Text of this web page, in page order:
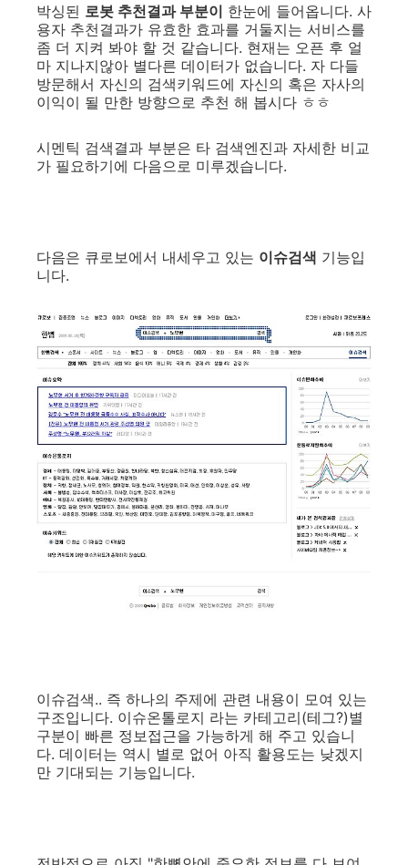
박싱된 로봇 추천결과 부분이 한눈에 들어옵니다. 사
용자 추천결과가 유효한 효과를 거둘지는 서비스를
좀 더 지켜 봐야 할 것 같습니다. 현재는 오픈 후 얼
마 지나지않아 별다른 데이터가 없습니다. 자 다들
방문해서 자신의 검색키워드에 자신의 혹은 자사의
이익이 될 만한 방향으로 추천 해 봅시다 ㅎㅎ
시멘틱 검색결과 부분은 타 검색엔진과 자세한 비교
가 필요하기에 다음으로 미루겠습니다.
다음은 큐로보에서 내세우고 있는 이슈검색 기능입
니다.
이슈검색.. 즉 하나의 주제에 관련 내용이 모여 있는
구조입니다. 이슈온톨로지 라는 카테고리(테그?)별
구분이 빠른 정보접근을 가능하게 해 주고 있습니
다. 데이터는 역시 별로 없어 아직 활용도는 낮겠지
만 기대되는 기능입니다.